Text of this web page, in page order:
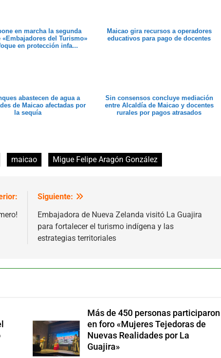
en marcha la segunda
del Turismo»
en protección infa...
Maicao gira recursos a operadores
educativos para pago de docentes
abastecen de agua a
de Maicao afectadas por
la sequía
Sin consensos concluye mediación
entre Alcaldía de Maicao y docentes
rurales por pagos atrasados
maicao Migue Felipe Aragón González
Siguiente:
Embajadora de Nueva Zelanda visitó La Guajira
para fortalecer el turismo indígena y las
estrategias territoriales
Más de 450 personas participaron
en foro «Mujeres Tejedoras de
Nuevas Realidades por La
Guajira»